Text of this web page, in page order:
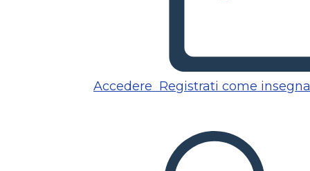
Accedere Registrati come